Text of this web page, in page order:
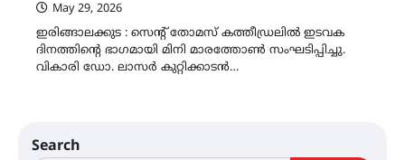
May 29, 2026
ഇരിങ്ങാലക്കുട : സെന്റ് തോമസ് കത്തീഡ്രലില്‍ ഇടവക
ദിനത്തിന്റെ ഭാഗമായി മിനി മാരത്തോണ്‍ സംഘടിപ്പിച്ചു.
വികാരി ഡോ. ലാസര്‍ കുറ്റിക്കാടന്‍…
Search